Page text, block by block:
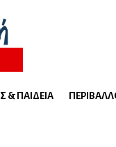
& ΠΑΙΔΕΊΑ